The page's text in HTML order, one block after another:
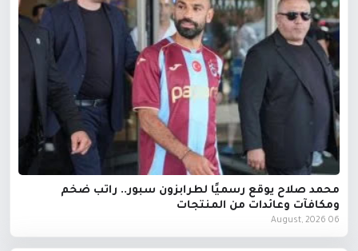
محمد صلاح يوقع رسميًا لطرابزون سبور.. راتب ضخم
ومكافآت وعائدات من المنتجات
06 August, 2026